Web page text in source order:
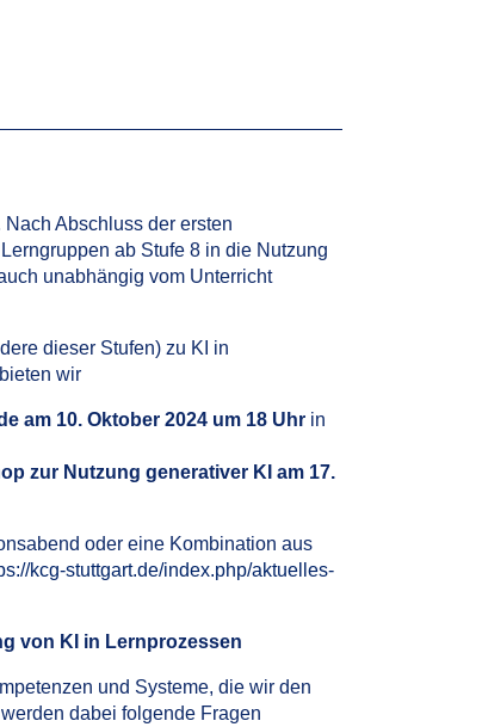
Abschluss der ersten
ab Stufe 8 in die Nutzung
unabhängig vom Unterricht
dieser Stufen) zu KI in
wir
am 10. Oktober 2024 um 18 Uhr in
zur Nutzung generativer KI am 17.
oder eine Kombination aus
kcg-stuttgart.de/index.php/aktuelles-
von KI in Lernprozessen
und Systeme, die wir den
dabei folgende Fragen